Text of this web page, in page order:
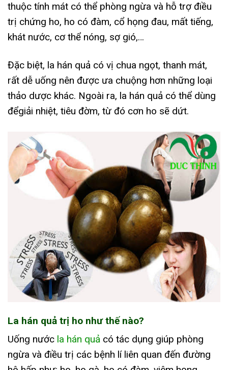
thuộc tính mát có thể phòng ngừa và hỗ trợ điều
trị chứng ho, ho có đàm, cổ họng đau, mất tiếng,
khát nước, cơ thể nóng, sợ gió,…
Đặc biệt, la hán quả có vị chua ngọt, thanh mát,
rất dễ uống nên được ưa chuộng hơn những loại
thảo dược khác. Ngoài ra, la hán quả có thể dùng
đểgiải nhiệt, tiêu đờm, từ đó cơn ho sẽ dứt.
La hán quả trị ho như thế nào?
Uống nước la hán quả có tác dụng giúp phòng
ngừa và điều trị các bệnh lí liên quan đến đường